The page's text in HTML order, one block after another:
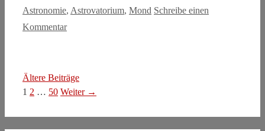
Astronomie, Astrovatorium, Mond Schreibe einen
Kommentar
Ältere Beiträge
Seite
1 Seite
2 … Seite
50 Weiter →